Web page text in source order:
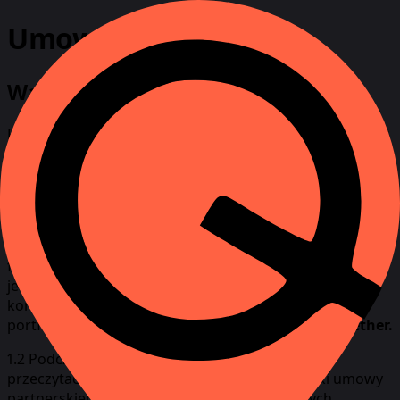
Umowa partnerska
Warunki programu
Rejestrując się w panelu kontrolnym afiliacyjnym, afiliant
potwierdza, że przeczytał wszystkie warunki i zasady
oraz zgadza się przestrzegać wszystkich określonych
zasad i przepisów.
1. Wymagania rejestracji
1.1. I może być osobą fizyczną lub osobą prawną (np.
firmą lub przedsiębiorcą indywidualnym). Obowiązkowe
jest podanie ważnego adresu e-mail i @Telegram do
komunikacji. Należy również określić jeden lub więcej
portfeli do płatności:
PayPal, Bitcoin, Ethereum, Tether.
1.2 Podczas rejestracji uczestnik musi dokładnie
przeczytać i zgodzić się na następujące
warunki umowy